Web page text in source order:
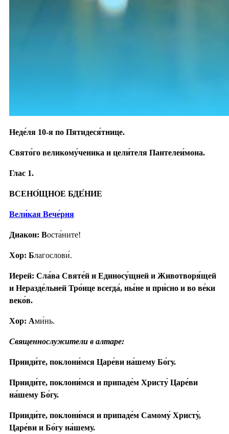
Неде́ля 10-я по Пятидеся́тнице.
Свято́го великому́ченика и цели́теля Пантелеи́мона.
Глас 1.
ВСЕНО́ЩНОЕ БДЕ́НИЕ
Вели́кая Вече́рня
Диакон: Воста́ните!
Хор: Благослови́.
Иерей: Сла́ва Святе́й и Единосу́щней и Животворя́щей
и Неразде́льней Тро́ице всегда́, ны́не и при́сно и во ве́ки
веко́в.
Хор: Ами́нь.
Священнослужители в алтаре:
Прииди́те, поклони́мся Царе́ви на́шему Бо́гу.
Прииди́те, поклони́мся и припаде́м Христу́ Царе́ви
на́шему Бо́гу.
Прииди́те, поклони́мся и припаде́м Самому́ Христу́,
Царе́ви и Бо́гу на́шему.